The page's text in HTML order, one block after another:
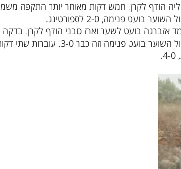
הודף לקרן. חמש דקות מאוחר יותר התקפה
פנימה, 2-0 לספורטינג.
אזברגה בועט לשער וארז כובני הודף לקרן. בדקה
ה-40 התקפה משמאל לספורטינג כשציון אשטגה שולח כדור עומק לאברהם ימרהן שמול השוער בועט פנימה וזה כבר 3-0.